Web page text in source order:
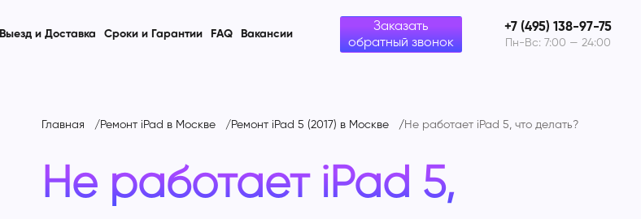
Выезд и Доставка Сроки и Гарантии FAQ Вакансии
Заказать
обратный звонок
+7 (495) 138-97-75
Пн-Вс: 7:00 — 24:00
Главная Ремонт iPad в Москве Ремонт iPad 5 (2017) в Москве Не работает iPad 5, что делать?
Не работает iPad 5,